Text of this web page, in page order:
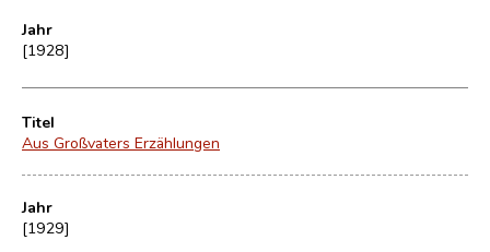
Jahr
[1928]
Titel
Aus Großvaters Erzählungen
Jahr
[1929]